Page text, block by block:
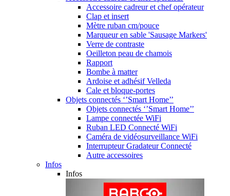
Accessoire cadreur et chef opérateur
Clap et insert
Mètre ruban cm/pouce
Marqueur en sable 'Sausage Markers'
Verre de contraste
Oeilleton peau de chamois
Rapport
Bombe à matter
Ardoise et adhésif Velleda
Cale et bloque-portes
Objets connectés ‘’Smart Home’’
Objets connectés ‘’Smart Home’’
Lampe connectée WiFi
Ruban LED Connecté WiFi
Caméra de vidéosurveillance WiFi
Interrupteur Gradateur Connecté
Autre accessoires
Infos
Infos